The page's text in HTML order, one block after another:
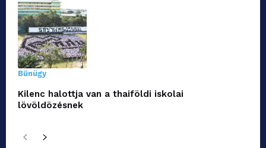
Bűnügy
Kilenc halottja van a thaiföldi iskolai
lövöldözésnek